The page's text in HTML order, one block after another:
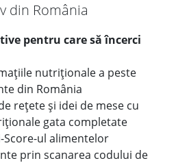
din România
pentru care să încerci
nutriționale a peste
din România
rețete și idei de mese cu
gata completate
Score-ul alimentelor
prin scanarea codului de